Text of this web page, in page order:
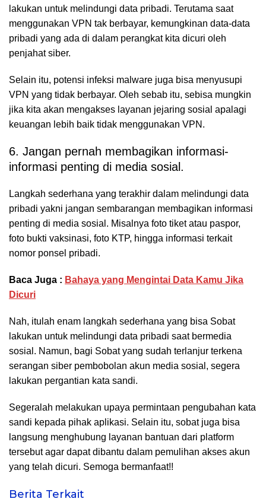
lakukan untuk melindungi data pribadi. Terutama saat
menggunakan VPN tak berbayar, kemungkinan data-data
pribadi yang ada di dalam perangkat kita dicuri oleh
penjahat siber.
Selain itu, potensi infeksi malware juga bisa menyusupi
VPN yang tidak berbayar. Oleh sebab itu, sebisa mungkin
jika kita akan mengakses layanan jejaring sosial apalagi
keuangan lebih baik tidak menggunakan VPN.
6. Jangan pernah membagikan informasi-
informasi penting di media sosial.
Langkah sederhana yang terakhir dalam melindungi data
pribadi yakni jangan sembarangan membagikan informasi
penting di media sosial. Misalnya foto tiket atau paspor,
foto bukti vaksinasi, foto KTP, hingga informasi terkait
nomor ponsel pribadi.
Baca Juga : Bahaya yang Mengintai Data Kamu Jika
Dicuri
Nah, itulah enam langkah sederhana yang bisa Sobat
lakukan untuk melindungi data pribadi saat bermedia
sosial. Namun, bagi Sobat yang sudah terlanjur terkena
serangan siber pembobolan akun media sosial, segera
lakukan pergantian kata sandi.
Segeralah melakukan upaya permintaan pengubahan kata
sandi kepada pihak aplikasi. Selain itu, sobat juga bisa
langsung menghubung layanan bantuan dari platform
tersebut agar dapat dibantu dalam pemulihan akses akun
yang telah dicuri. Semoga bermanfaat!!
Berita Terkait